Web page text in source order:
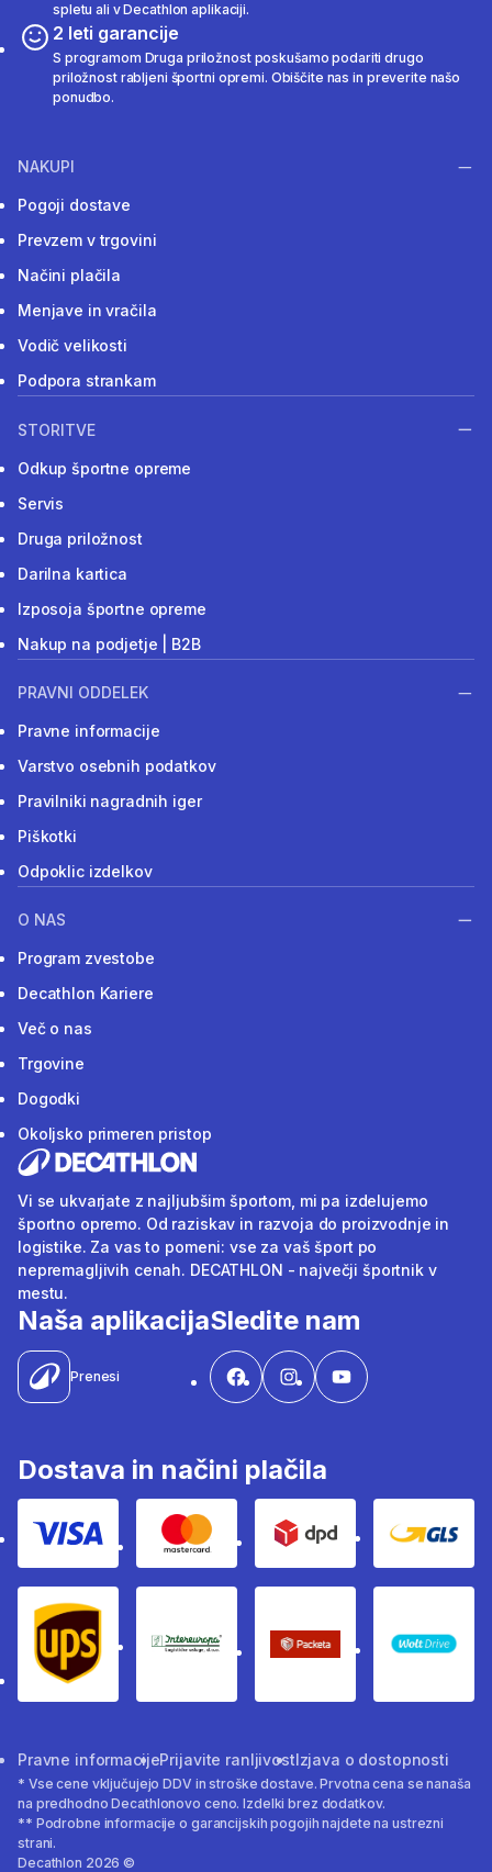
spletu ali v Decathlon aplikaciji.
2 leti garancije
S programom Druga priložnost poskušamo podariti drugo
priložnost rabljeni športni opremi. Obiščite nas in preverite našo
ponudbo.
NAKUPI
Pogoji dostave
Prevzem v trgovini
Načini plačila
Menjave in vračila
Vodič velikosti
Podpora strankam
STORITVE
Odkup športne opreme
Servis
Druga priložnost
Darilna kartica
Izposoja športne opreme
Nakup na podjetje | B2B
PRAVNI ODDELEK
Pravne informacije
Varstvo osebnih podatkov
Pravilniki nagradnih iger
Piškotki
Odpoklic izdelkov
O NAS
Program zvestobe
Decathlon Kariere
Več o nas
Trgovine
Dogodki
Okoljsko primeren pristop
Vi se ukvarjate z najljubšim športom, mi pa izdelujemo
športno opremo. Od raziskav in razvoja do proizvodnje in
logistike. Za vas to pomeni: vse za vaš šport po
nepremagljivih cenah. DECATHLON - največji športnik v
mestu.
Naša aplikacija
Prenesi
Sledite nam
Dostava in načini plačila
Visa Mastercard Dpd Gls
Ups Intereuropa Packeta Sledenje
WOLT
Pravne informacijePrijavite ranljivostIzjava o dostopnosti
* Vse cene vključujejo DDV in stroške dostave. Prvotna cena se nanaša
na predhodno Decathlonovo ceno. Izdelki brez dodatkov.
** Podrobne informacije o garancijskih pogojih najdete na ustrezni
strani.
Decathlon 2026 ©